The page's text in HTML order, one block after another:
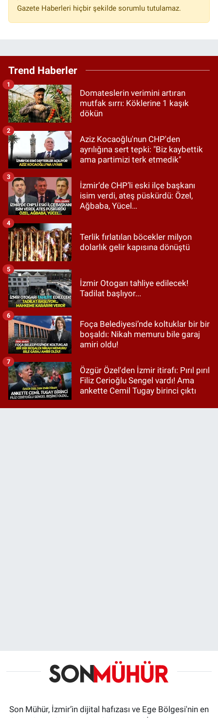
Gazete Haberleri hiçbir şekilde sorumlu tutulamaz.
Trend Haberler
Domateslerin verimini artıran
mutfak sırrı: Köklerine 1 kaşık
dökün
1
Aziz Kocaoğlu'nun CHP'den
ayrılığına sert tepki: "Biz kaybettik
ama partimizi terk etmedik"
2
İzmir’de CHP’li eski ilçe başkanı
isim verdi, ateş püskürdü: Özel,
Ağbaba, Yücel…
3
Terlik fırlatılan böcekler milyon
dolarlık gelir kapısına dönüştü
4
İzmir Otogarı tahliye edilecek!
Tadilat başlıyor...
5
Foça Belediyesi’nde koltuklar bir bir
boşaldı: Nikah memuru bile garaj
amiri oldu!
6
Özgür Özel'den İzmir itirafı: Pırıl pırıl
Filiz Cerioğlu Sengel vardı! Ama
ankette Cemil Tugay birinci çıktı
7
Son Mühür, İzmir’in dijital hafızası ve Ege Bölgesi'nin en